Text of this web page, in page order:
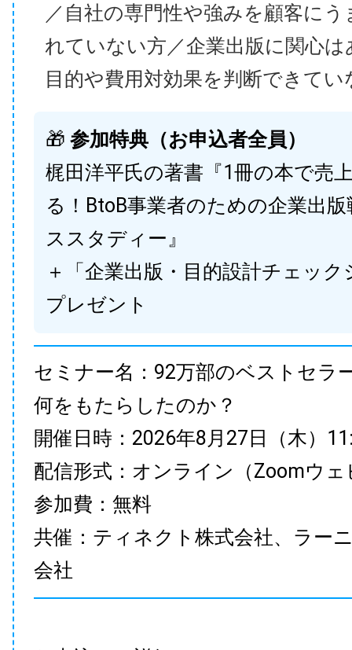
／自社の専門性や強みを顧客に
れていない方／企業出版に関心
目的や費用対効果を判断できてい
🎁 参加特典（お申込者全員）
梶田洋平氏の著書『1冊の本で売
る！BtoB事業者のための企業出
ススタディー』
＋「企業出版・目的設計チェック
プレゼント
セミナー名：92万部のベストセラ
何をもたらしたのか？
開催日時：2026年8月27日（木）
配信形式：オンライン（Zoomウェ
参加費：無料
共催：ティネクト株式会社、ラー
会社